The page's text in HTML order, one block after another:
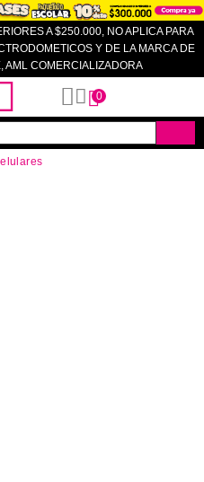
A $250.000, NO APLICA PARA
Y DE LA MARCA DE
AML COMERCIALIZADORA
Almacenes SI
0